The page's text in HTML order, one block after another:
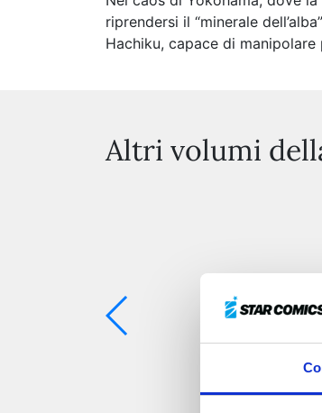
riprendersi il “minerale
Hachiku, capace di
Altri volumi